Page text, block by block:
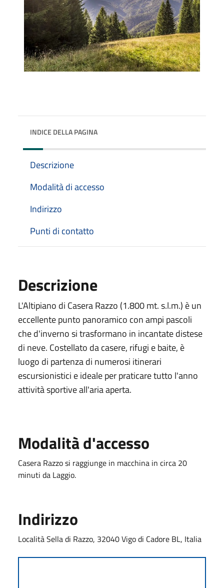
INDICE DELLA PAGINA
Descrizione
Modalità di accesso
Indirizzo
Punti di contatto
Descrizione
L'Altipiano di Casera Razzo (1.800 mt. s.l.m.) è un
eccellente punto panoramico con ampi pascoli
che d'inverno si trasformano in incantate distese
di neve. Costellato da casere, rifugi e baite, è
luogo di partenza di numerosi itinerari
escursionistici e ideale per praticare tutto l'anno
attività sportive all'aria aperta.
Modalità d'accesso
Casera Razzo si raggiunge in macchina in circa 20
minuti da Laggio.
Indirizzo
Località Sella di Razzo, 32040 Vigo di Cadore BL, Italia